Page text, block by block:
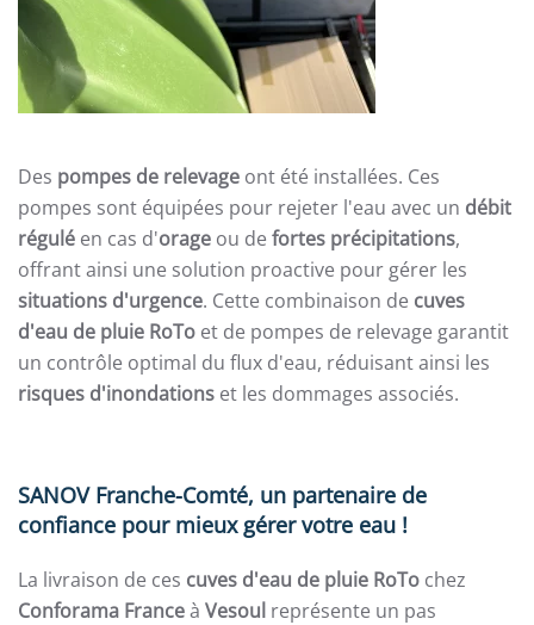
Des pompes de relevage ont été installées. Ces
pompes sont équipées pour rejeter l'eau avec un débit
régulé en cas d'orage ou de fortes précipitations,
offrant ainsi une solution proactive pour gérer les
situations d'urgence. Cette combinaison de cuves
d'eau de pluie RoTo et de pompes de relevage garantit
un contrôle optimal du flux d'eau, réduisant ainsi les
risques d'inondations et les dommages associés.
SANOV Franche-Comté, un partenaire de
confiance pour mieux gérer votre eau !
La livraison de ces cuves d'eau de pluie RoTo chez
Conforama Franceà Vesoul représente un pas